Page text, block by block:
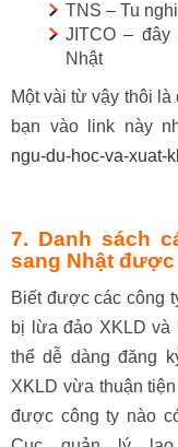
TNS – Tu
JITCO –
Nhật
Một vài từ vậy thôi
bạn vào link này
ngu-du-hoc-va-xuat-
7. Danh sách
sang Nhật
Biết được các công
bị lừa đảo XKLD và
thể dễ dàng đăng
XKLD vừa thuận
được công ty nào